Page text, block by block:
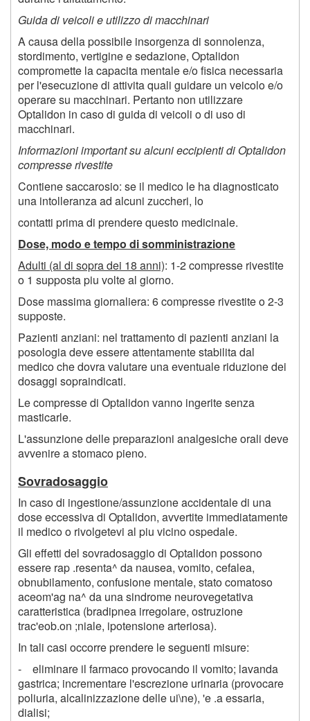
Guida di veicoli e utilizzo di macchinari
A causa della possibile insorgenza di sonnolenza,
stordimento, vertigine e sedazione, Optalidon
compromette la capacita mentale e/o fisica necessaria
per l'esecuzione di attivita quali guidare un veicolo e/o
operare su macchinari. Pertanto non utilizzare
Optalidon in caso di guida di veicoli o di uso di
macchinari.
Informazioni important su alcuni eccipienti di Optalidon
compresse rivestite
Contiene saccarosio: se il medico le ha diagnosticato
una intolleranza ad alcuni zuccheri, lo
contatti prima di prendere questo medicinale.
Dose, modo e tempo di somministrazione
Adulti (al di sopra dei 18 anni): 1-2 compresse rivestite
o 1 supposta piu volte al giorno.
Dose massima giornaliera: 6 compresse rivestite o 2-3
supposte.
Pazienti anziani: nel trattamento di pazienti anziani la
posologia deve essere attentamente stabilita dal
medico che dovra valutare una eventuale riduzione dei
dosaggi sopraindicati.
Le compresse di Optalidon vanno ingerite senza
masticarle.
L'assunzione delle preparazioni analgesiche orali deve
avvenire a stomaco pieno.
Sovradosaggio
In caso di ingestione/assunzione accidentale di una
dose eccessiva di Optalidon, avvertite immediatamente
il medico o rivolgetevi al piu vicino ospedale.
Gli effetti del sovradosaggio di Optalidon possono
essere rap .resenta^ da nausea, vomito, cefalea,
obnubilamento, confusione mentale, stato comatoso
aceom'ag na^ da una sindrome neurovegetativa
caratteristica (bradipnea irregolare, ostruzione
trac'eob.on ;niale, ipotensione arteriosa).
In tali casi occorre prendere le seguenti misure:
- eliminare il farmaco provocando il vomito; lavanda
gastrica; incrementare l'escrezione urinaria (provocare
poliuria, alcalinizzazione delle ui\ne), 'e .a essaria,
dialisi;